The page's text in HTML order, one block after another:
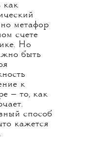
как
метафор
счете
Но
быть
к
— то, как
способ
кажется